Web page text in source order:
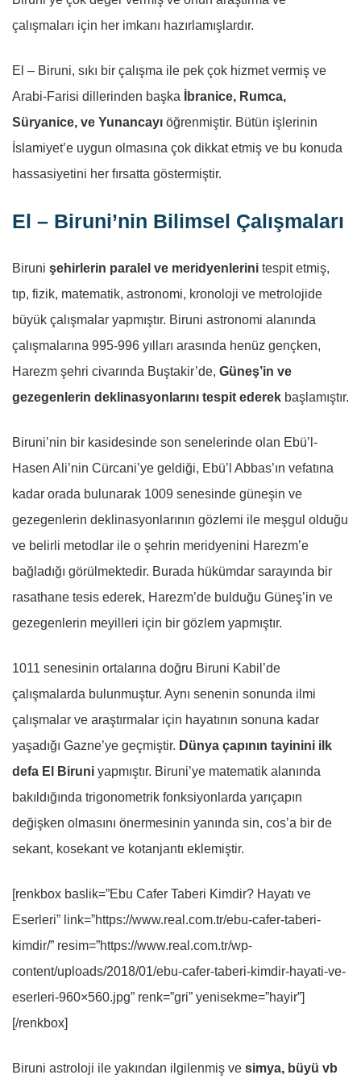
çalışmaları için her imkanı hazırlamışlardır.
El – Biruni, sıkı bir çalışma ile pek çok hizmet vermiş ve
Arabi-Farisi dillerinden başka
İbranice, Rumca,
Süryanice, ve Yunancayı öğrenmiştir. Bütün işlerinin
İslamiyet’e uygun olmasına çok dikkat etmiş ve bu konuda
hassasiyetini her fırsatta göstermiştir.
El – Biruni’nin Bilimsel Çalışmaları
Biruni şehirlerin paralel ve meridyenlerini tespit etmiş,
tıp, fizik, matematik, astronomi, kronoloji ve metrolojide
büyük çalışmalar yapmıştır. Biruni astronomi alanında
çalışmalarına 995-996 yılları arasında henüz gençken,
Harezm şehri civarında Buştakir’de, Güneş’in ve
gezegenlerin deklinasyonlarını tespit ederek başlamıştır.
Biruni’nin bir kasidesinde son senelerinde olan Ebü’l-
Hasen Ali’nin Cürcani’ye geldiği, Ebü’l Abbas’ın vefatına
kadar orada bulunarak 1009 senesinde güneşin ve
gezegenlerin deklinasyonlarının gözlemi ile meşgul olduğu
ve belirli metodlar ile o şehrin meridyenini Harezm’e
bağladığı görülmektedir. Burada hükümdar sarayında bir
rasathane tesis ederek, Harezm’de bulduğu Güneş’in ve
gezegenlerin meyilleri için bir gözlem yapmıştır.
1011 senesinin ortalarına doğru Biruni Kabil’de
çalışmalarda bulunmuştur. Aynı senenin sonunda ilmi
çalışmalar ve araştırmalar için hayatının sonuna kadar
yaşadığı Gazne’ye geçmiştir. Dünya çapının tayinini ilk
defa El Biruni yapmıştır. Biruni’ye matematik alanında
bakıldığında trigonometrik fonksiyonlarda yarıçapın
değişken olmasını önermesinin yanında sin, cos’a bir de
sekant, kosekant ve kotanjantı eklemiştir.
[renkbox baslik=”Ebu Cafer Taberi Kimdir? Hayatı ve
Eserleri” link=”https://www.real.com.tr/ebu-cafer-taberi-
kimdir/” resim=”https://www.real.com.tr/wp-
content/uploads/2018/01/ebu-cafer-taberi-kimdir-hayati-ve-
eserleri-960×560.jpg” renk=”gri” yenisekme=”hayir”]
[/renkbox]
Biruni astroloji ile yakından ilgilenmiş ve simya, büyü vb